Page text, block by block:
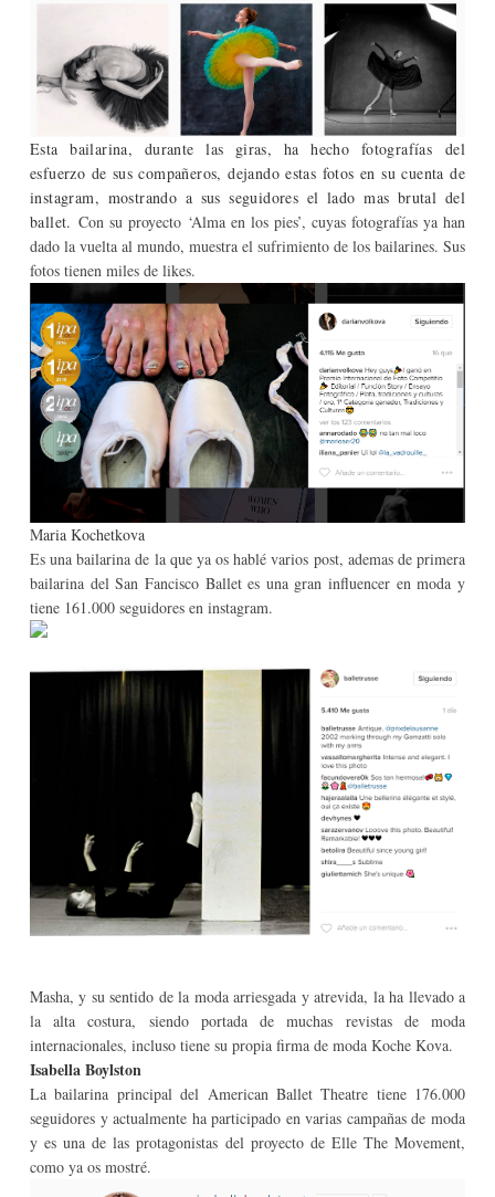
Esta bailarina, durante las giras, ha hecho fotografías del
esfuerzo de sus compañeros, dejando estas fotos en su cuenta de
instagram, mostrando a sus seguidores el lado mas brutal del
ballet. Con su proyecto ‘Alma en los pies’, cuyas fotografías ya han
dado la vuelta al mundo, muestra el sufrimiento de los bailarines. Sus
fotos tienen miles de likes.
Maria Kochetkova
Es una bailarina de la que ya os hablé varios post, ademas de primera
bailarina del San Fancisco Ballet es una gran influencer en moda y
tiene 161.000 seguidores en instagram.
Masha, y su sentido de la moda arriesgada y atrevida, la ha llevado a
la alta costura, siendo portada de muchas revistas de moda
internacionales, incluso tiene su propia firma de moda Koche Kova.
Isabella Boylston
La bailarina principal del American Ballet Theatre tiene 176.000
seguidores y actualmente ha participado en varias campañas de moda
y es una de las protagonistas del proyecto de Elle The Movement,
como ya os mostré.